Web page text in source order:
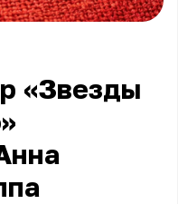
«Звезды